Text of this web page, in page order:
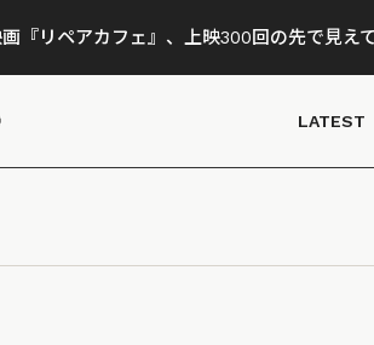
画『リペアカフェ』、上映300回の先で見え
LATEST